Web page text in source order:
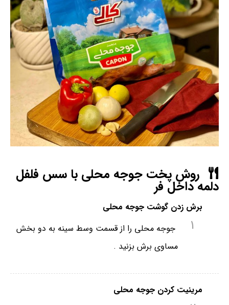
روش پخت جوجه محلی با سس فلفل
دلمه‌ داخل فر
برش زدن گوشت جوجه محلی
1
جوجه محلی را از قسمت وسط سینه به دو بخش
مساوی برش بزنید .
مرینیت کردن جوجه محلی